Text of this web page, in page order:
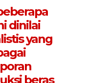
dinilai
yang
beras